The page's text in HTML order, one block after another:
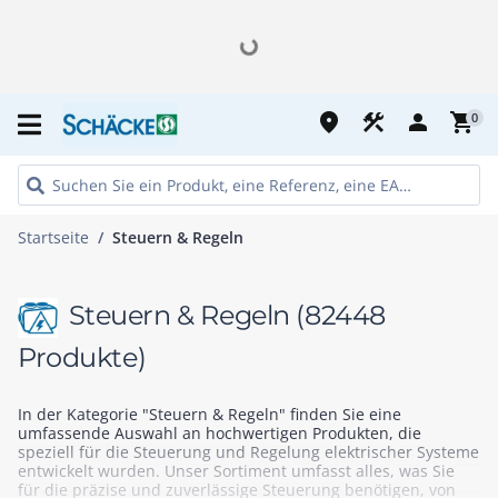
place construction person shopping_cart0
Startseite Steuern & Regeln
Steuern & Regeln (82448
Produkte)
In der Kategorie "Steuern & Regeln" finden Sie eine
umfassende Auswahl an hochwertigen Produkten, die
speziell für die Steuerung und Regelung elektrischer Systeme
entwickelt wurden. Unser Sortiment umfasst alles, was Sie
für die präzise und zuverlässige Steuerung benötigen, von